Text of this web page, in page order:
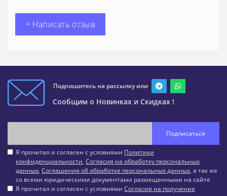
+ Написать отзыв
Подпишитесь на рассылку или
Сообщим о Новинках и Скидках !
Подписаться
Я прочитал и согласен с условиями Политики
конфиденциальности, Согласия на обработку персональных
данных, Соглашения об обработке персональных данных, а так же
со всеми юридическими документами размещенными на сайте
Я прочитал и согласен с условиями Согласия на получение